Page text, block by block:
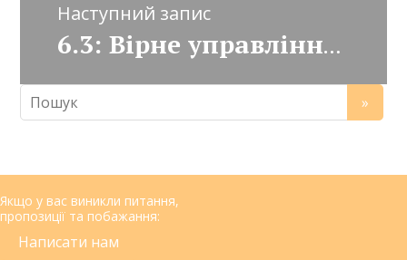
Наступний запис
6.3: Вірне управління: питання десятини
Якщо у вас виникли питання,
пропозиції та побажання:
Написати нам